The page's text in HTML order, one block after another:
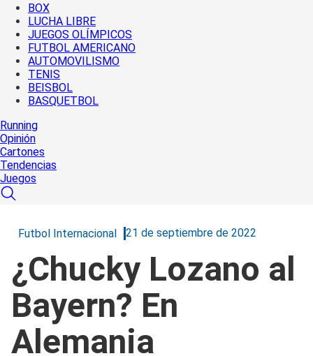
BOX
LUCHA LIBRE
JUEGOS OLÍMPICOS
FUTBOL AMERICANO
AUTOMOVILISMO
TENIS
BEISBOL
BASQUETBOL
Running
Opinión
Cartones
Tendencias
Juegos
Futbol Internacional 21 de septiembre de 2022
¿Chucky Lozano al
Bayern? En
Alemania